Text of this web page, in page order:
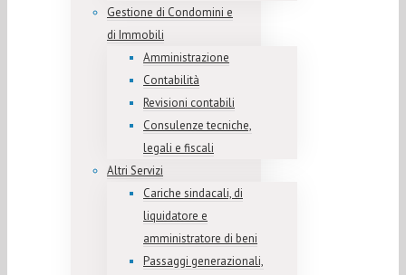
Gestione di Condomini e
di Immobili
Amministrazione
Contabilità
Revisioni contabili
Consulenze tecniche,
legali e fiscali
Altri Servizi
Cariche sindacali, di
liquidatore e
amministratore di beni
Passaggi generazionali,